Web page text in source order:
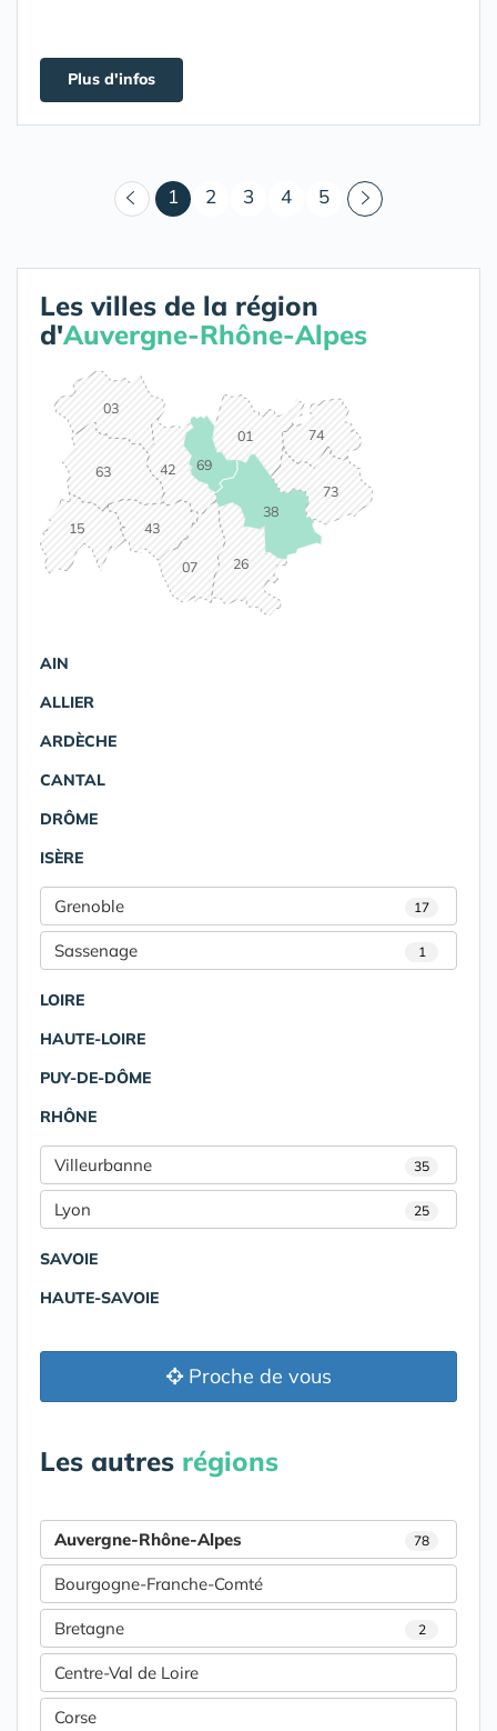
Plus d'infos
1 (courant)
2 3 4 5
Les villes de la région
d'Auvergne-Rhône-Alpes
01
03
07
15
26
38
42
43
63
69
73
74
AIN
ALLIER
ARDÈCHE
CANTAL
DRÔME
ISÈRE
Grenoble 17
Sassenage 1
LOIRE
HAUTE-LOIRE
PUY-DE-DÔME
RHÔNE
Villeurbanne 35
Lyon 25
SAVOIE
HAUTE-SAVOIE
Proche de vous
Les autres régions
Auvergne-Rhône-Alpes 78
Bourgogne-Franche-Comté
Bretagne 2
Centre-Val de Loire
Corse